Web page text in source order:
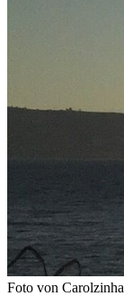
Foto von Carolzinha